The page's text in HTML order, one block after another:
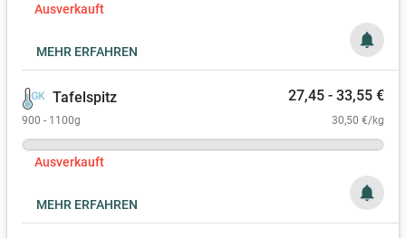
Ausverkauft
notifications
MEHR ERFAHREN
Tafelspitz 27,45 - 33,55 €
900 - 1100g 30,50 €/kg
Ausverkauft
notifications
MEHR ERFAHREN